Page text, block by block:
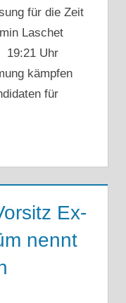
für die Zeit
Laschet
19:21 Uhr
kämpfen
für
Ex-
nennt